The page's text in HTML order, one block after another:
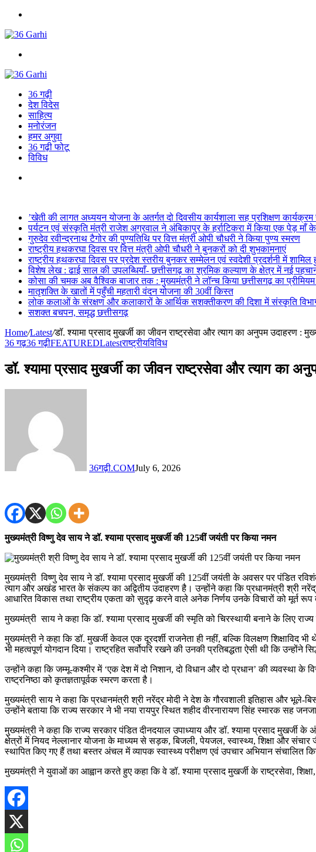
36 गढ़ी
देश विदेस
साहित्य
मनोरंजन
हमर अगुवा
36 गढ़ी फोटू
विविध
’खेती की लागत अध्ययन योजना के अतर्गत दो दिवसीय कार्यशाला सह प्रशिक्षण कार्यक्रम
पर्यटन एवं संस्कृति मंत्री राजेश अग्रवाल ने अंबिकापुर के हर्राटिकरा में किया एक पेड़ माँ
गुरुदेव रवीन्द्रनाथ टैगोर की पुण्यतिथि पर वित्त मंत्री ओपी चौधरी ने किया पुण्य स्मरण
राष्ट्रीय हथकरघा दिवस पर वित्त मंत्री ओपी चौधरी ने बुनकरों को दी शुभकामनाएं
राष्ट्रीय हथकरघा दिवस पर प्रदेश स्तरीय बुनकर सम्मेलन एवं स्वदेशी प्रदर्शनी में शामिल
विशेष लेख : ढाई साल की उपलब्धियाँ- छत्तीसगढ़ का श्रमिक कल्याण के क्षेत्र में नई
कोसा की चमक अब वैश्विक बाजार तक : मुख्यमंत्री ने लॉन्च किया छत्तीसगढ़ का
मातृशक्ति के खातों में पहुँची महतारी वंदन योजना की 30वीं किस्त
लोक कलाओं के संरक्षण और कलाकारों के आर्थिक सशक्तीकरण की दिशा में संस्कृति
सशक्त बचपन, समृद्ध छत्तीसगढ़
Home/Latest/डॉ. श्यामा प्रसाद मुखर्जी का जीवन राष्ट्रसेवा और त्याग का अनुपम उदाहरण :
36 गढ़36 गढ़ीFEATUREDLatestराष्ट्रीयविविध
डॉ. श्यामा प्रसाद मुखर्जी का जीवन राष्ट्रसेवा और त्याग का
36गढ़ी.COMJuly 6, 2026
मुख्यमंत्री विष्णु देव साय ने डॉ. श्यामा प्रसाद मुखर्जी की 125वीं जयंती पर किया नमन
मुख्यमंत्री विष्णु देव साय ने डॉ. श्यामा प्रसाद मुखर्जी की 125वीं जयंती के अवसर पर पंडित
त्याग और अखंड भारत के संकल्प का अद्वितीय उदाहरण है। उन्होंने कहा कि प्रधानमंत्री श्री
आधारित विकास तथा राष्ट्रीय एकता को सुदृढ़ करने वाले अनेक निर्णय उनके विचारों को मूर्त
मुख्यमंत्री साय ने कहा कि डॉ. श्यामा प्रसाद मुखर्जी की स्मृति को चिरस्थायी बनाने के लिए
मुख्यमंत्री ने कहा कि डॉ. मुखर्जी केवल एक दूरदर्शी राजनेता ही नहीं, बल्कि विलक्षण
भी महत्वपूर्ण योगदान दिया। राष्ट्रहित सर्वोपरि रखने की उनकी प्रतिबद्धता ऐसी थी कि
उन्होंने कहा कि जम्मू-कश्मीर में ‘एक देश में दो निशान, दो विधान और दो प्रधान’ की व्यवस्था
राष्ट्रनिष्ठा को कृतज्ञतापूर्वक स्मरण करता है।
मुख्यमंत्री साय ने कहा कि प्रधानमंत्री श्री नरेंद्र मोदी ने देश के गौरवशाली इतिहास और भूले-
उन्होंने बताया कि राज्य सरकार ने भी नया रायपुर स्थित शहीद वीरनारायण सिंह स्मारक सह
मुख्यमंत्री ने कहा कि राज्य सरकार पंडित दीनदयाल उपाध्याय और डॉ. श्यामा प्रसाद मुखर्जी
क्षेत्रों में नियद नेल्लानार योजना के माध्यम से सड़क, बिजली, पेयजल, स्वास्थ्य, शिक्षा और
स्थापित किए गए हैं तथा बस्तर अंचल में व्यापक स्वास्थ्य परीक्षण एवं उपचार अभियान संचालित
मुख्यमंत्री ने युवाओं का आह्वान करते हुए कहा कि वे डॉ. श्यामा प्रसाद मुखर्जी के राष्ट्रसेवा,